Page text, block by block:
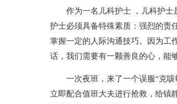
作为一名儿科护士 ，儿科护
护士必须具备特殊素质：强烈的责
掌握一定的人际沟通技巧。因为工
话，我们需要有一颗善良的心，能
一次夜班，来了一个误服“克
立即配合值班大夫进行抢救，给镇